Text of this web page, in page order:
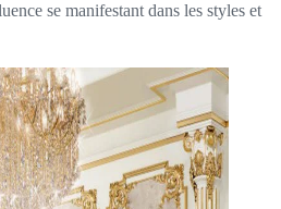
se manifestant dans les styles et